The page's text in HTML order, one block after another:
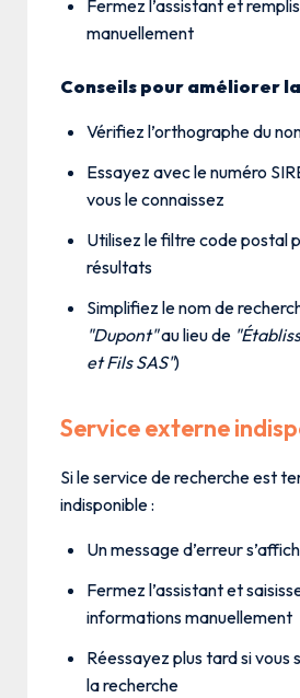
Fermez l’assistant et
manuellement
Conseils pour améliorer
Vérifiez l’orthographe du
Essayez avec le numéro
vous le connaissez
Utilisez le filtre code postal
résultats
Simplifiez le nom de
"Dupont"au lieu de
et Fils SAS")
Service externe
Si le service de recherche est
indisponible :
Un message d’erreur
Fermez l’assistant et
informations manuellement
Réessayez plus tard si vous
la recherche